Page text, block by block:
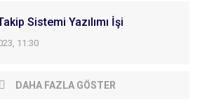
Sistemi Yazılımı İşi
11:30
DAHA FAZLA GÖSTER